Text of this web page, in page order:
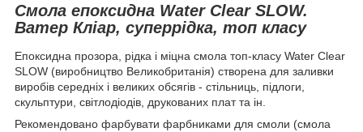
Смола епоксидна Water Clear SLOW.
Ватер Кліар, суперрідка, топ класу
Епоксидна прозора, рідка і міцна смола топ-класу Water Clear
SLOW (виробництво Великобританія) створена для заливки
виробів середніх і великих обсягів - стільниць, підлоги,
скульптури, світлодіодів, друкованих плат та ін.
Рекомендовано фарбувати фарбниками для смоли (смола